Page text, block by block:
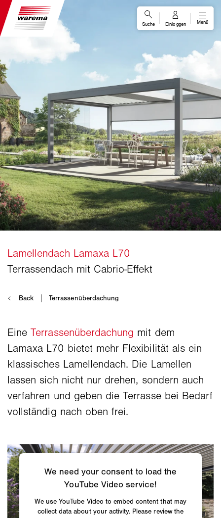
EineTerrassenüberdachung mit dem
Lamaxa L70 bietet mehr Flexibilität als ein
klassisches Lamellendach. Die Lamellen
lassen sich nicht nur drehen, sondern auch
verfahren und geben die Terrasse bei Bedarf
vollständig nach oben frei.